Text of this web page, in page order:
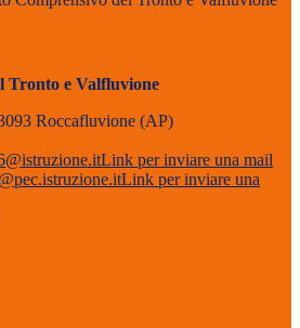
Tronto e Valfluvione
Roccafluvione (AP)
Link per inviare una mail
Link per inviare una